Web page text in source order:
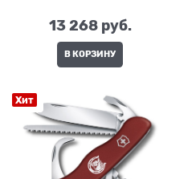
13 268 руб.
В КОРЗИНУ
Хит